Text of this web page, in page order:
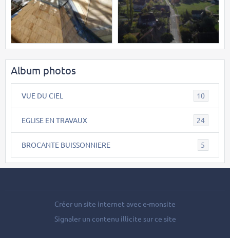
Album photos
VUE DU CIEL 10
EGLISE EN TRAVAUX 24
BROCANTE BUISSONNIERE 5
Créer un site internet avec e-monsite
Signaler un contenu illicite sur ce site